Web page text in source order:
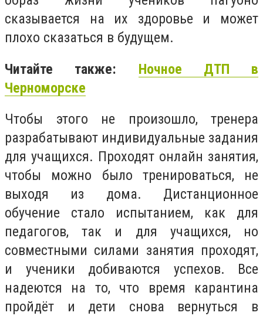
сказывается на их здоровье и может
плохо сказаться в будущем.
Читайте также: Ночное ДТП в
Черноморске
Чтобы этого не произошло, тренера
разрабатывают индивидуальные задания
для учащихся. Проходят онлайн занятия,
чтобы можно было тренироваться, не
выходя из дома. Дистанционное
обучение стало испытанием, как для
педагогов, так и для учащихся, но
совместными силами занятия проходят,
и ученики добиваются успехов. Все
надеются на то, что время карантина
пройдёт и дети снова вернуться в